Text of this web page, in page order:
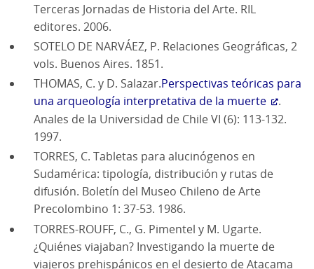
Terceras Jornadas de Historia del Arte. RIL
editores. 2006.
SOTELO DE NARVÁEZ, P. Relaciones Geográficas, 2
vols. Buenos Aires. 1851.
THOMAS, C. y D. Salazar.Perspectivas teóricas para
una arqueología interpretativa de la muerte
.
Anales de la Universidad de Chile VI (6): 113-132.
1997.
TORRES, C. Tabletas para alucinógenos en
Sudamérica: tipología, distribución y rutas de
difusión. Boletín del Museo Chileno de Arte
Precolombino 1: 37-53. 1986.
TORRES-ROUFF, C., G. Pimentel y M. Ugarte.
¿Quiénes viajaban? Investigando la muerte de
viajeros prehispánicos en el desierto de Atacama